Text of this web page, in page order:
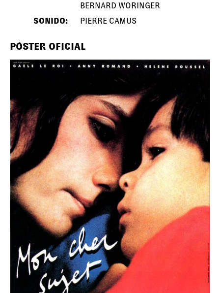
BERNARD WORINGER
SONIDO:
PIERRE CAMUS
PÓSTER OFICIAL